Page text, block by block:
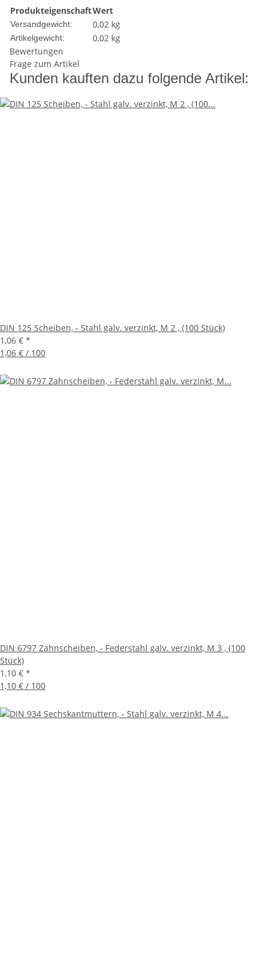
ProdukteigenschaftWert
Versandgewicht: 0,02 kg
Artikelgewicht: 0,02 kg
Bewertungen
Frage zum Artikel
Kunden kauften dazu folgende Artikel:
DIN 125 Scheiben, - Stahl galv. verzinkt, M 2 , (100 Stück)
1,06 € *
1,06 € / 100
DIN 6797 Zahnscheiben, - Federstahl galv. verzinkt, M 3 , (100
Stück)
1,10 € *
1,10 € / 100